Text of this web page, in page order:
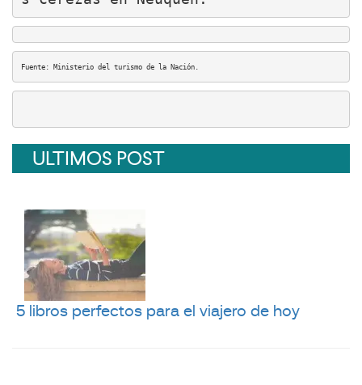
Fuente: Ministerio del turismo de la Nación.
ULTIMOS POST
5 libros perfectos para el viajero de hoy